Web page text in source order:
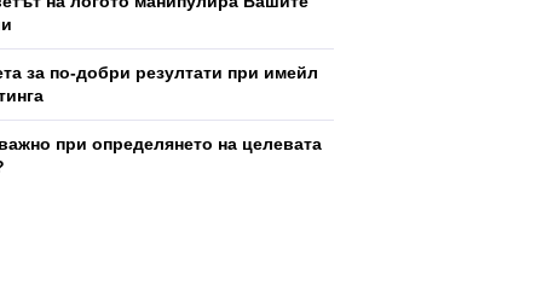
за по-добри резултати при имейл
при определянето на целевата